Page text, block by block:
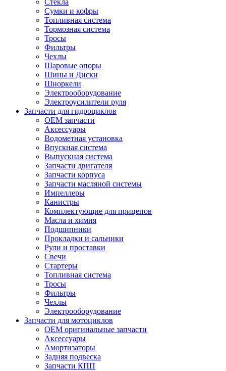
Сумки и кофры
Топливная система
Тормозная система
Тросы
Фильтры
Чехлы
Шаровые опоры
Шины и Диски
Шноркели
Электрооборудование
Электроусилители руля
Запчасти для гидроциклов
OEM запчасти
Аксессуары
Водометная установка
Впускная система
Выпускная система
Запчасти двигателя
Запчасти корпуса
Запчасти масляной системы
Импеллеры
Канистры
Комплектующие для прицепов
Масла и химия
Подшипники
Прокладки и сальники
Рули и проставки
Свечи
Стартеры
Топливная система
Тросы
Фильтры
Чехлы
Электрооборудование
Запчасти для мотоциклов
OEM оригинальные запчасти
Аксессуары
Амортизаторы
Задняя подвеска
Запчасти КПП